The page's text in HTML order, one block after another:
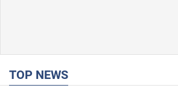
TOP NEWS